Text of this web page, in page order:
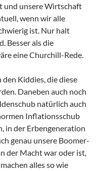
und unsere Wirtschaft
wenn wir alle
ist. Nur halt
Besser als die
eine Churchill-Rede.
Kiddies, die diese
Daneben auch noch
natürlich auch
Inflationsschub
in der Erbengeneration
genau unsere Boomer-
der Macht war oder ist,
alles so wie